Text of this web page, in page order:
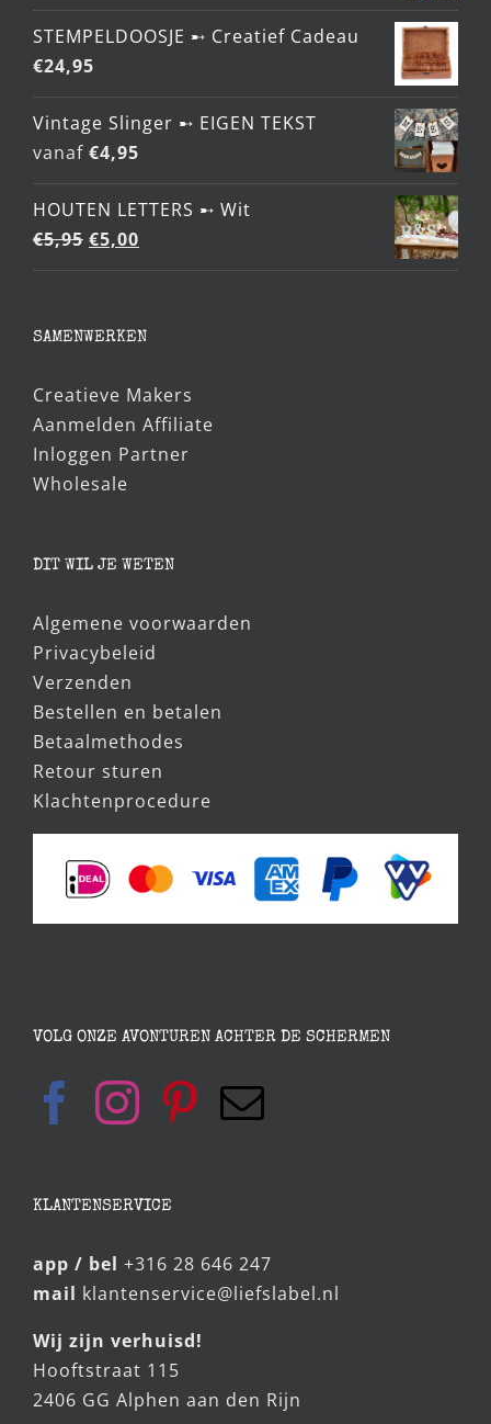
STEMPELDOOSJE ➸ Creatief Cadeau
€24,95
Vintage Slinger ➸ EIGEN TEKST
vanaf €4,95
HOUTEN LETTERS ➸ Wit
€5,95 Oorspronkelijke
prijs
€5,95.
€5,00
prijs
€5,00.
SAMENWERKEN
Creatieve Makers
Aanmelden Affiliate
Inloggen Partner
Wholesale
DIT WIL JE WETEN
Algemene voorwaarden
Privacybeleid
Verzenden
Bestellen en betalen
Betaalmethodes
Retour sturen
Klachtenprocedure
VOLG ONZE AVONTUREN ACHTER DE SCHERMEN
KLANTENSERVICE
app / bel +316 28 646 247
mail klantenservice@liefslabel.nl
Wij zijn verhuisd!
Hooftstraat 115
2406 GG Alphen aan den Rijn